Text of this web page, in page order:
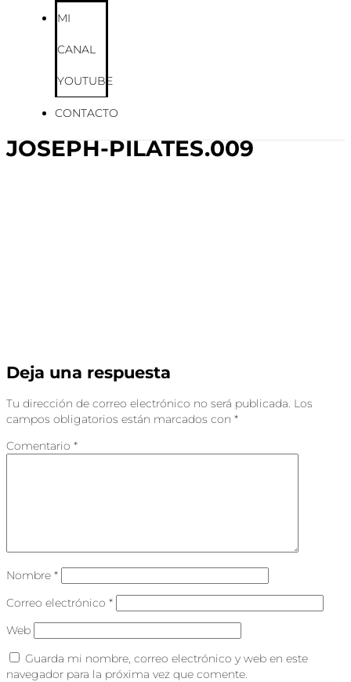
MI
CANAL
YOUTUBE
CONTACTO
JOSEPH-PILATES.009
Deja una respuesta
Tu dirección de correo electrónico no será publicada. Los
campos obligatorios están marcados con *
Comentario *
Nombre *
Correo electrónico *
Web
Guarda mi nombre, correo electrónico y web en este
navegador para la próxima vez que comente.